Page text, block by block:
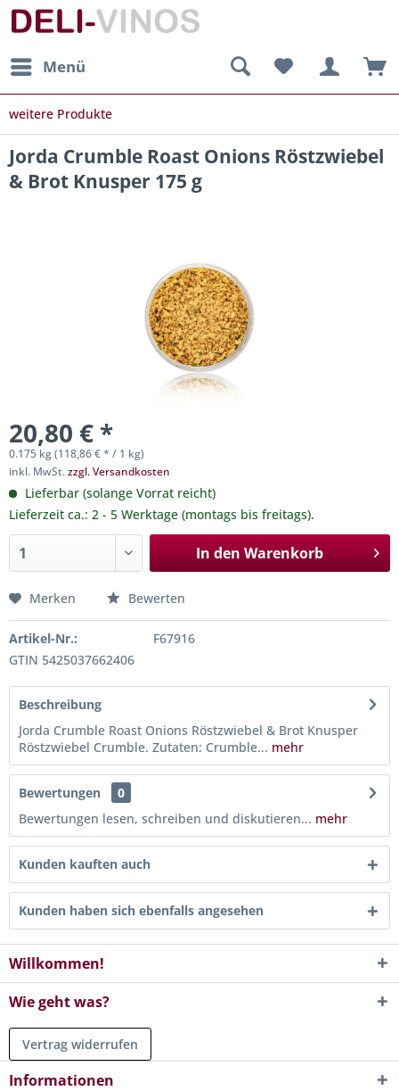
Menü
weitere Produkte
Jorda Crumble Roast Onions Röstzwiebel
& Brot Knusper 175 g
20,80 € *
0.175 kg (118,86 € * / 1 kg)
inkl. MwSt.zzgl. Versandkosten
Lieferbar (solange Vorrat reicht)
Lieferzeit ca.: 2 - 5 Werktage (montags bis freitags).
In den Warenkorb
Merken Bewerten
Artikel-Nr.:
F67916
GTIN 5425037662406
Beschreibung
Jorda Crumble Roast Onions Röstzwiebel & Brot Knusper
Röstzwiebel Crumble. Zutaten: Crumble... mehr
Bewertungen
0
Bewertungen lesen, schreiben und diskutieren... mehr
Kunden kauften auch
Kunden haben sich ebenfalls angesehen
Willkommen!
Wie geht was?
Vertrag widerrufen
Informationen